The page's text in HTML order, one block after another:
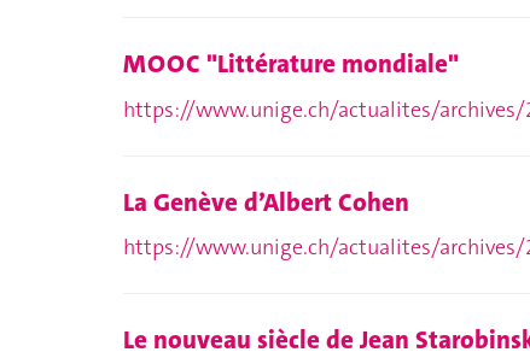
MOOC "Littérature mondiale"
https://www.unige.ch/actualites/
La Genève d’Albert Cohen
https://www.unige.ch/actualites/
Le nouveau siècle de Jean